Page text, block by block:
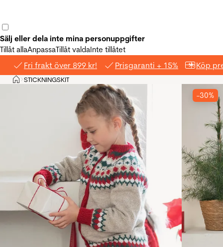
Sälj eller dela inte mina personuppgifter
Tillåt allaAnpassaTillåt valdaInte tillåtet
Fri frakt över 899 kr! Prisgaranti + 15% Köp
Hem
>STICKNINGSKIT
-30%